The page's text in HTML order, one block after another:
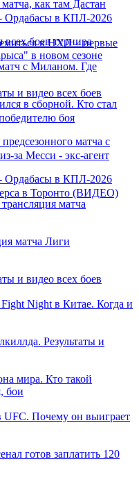
Ордабасы в КПЛ-2026
в НХЛ – первые
в новом сезоне
и видео всех боев
боя
за Месси - экс-агент
в Торонто (ВИДЕО)
как там Дастан
всех боев турнира
с Миланом. Где
в сборной. Кто стал
матча с
Ордабасы в КПЛ-2026
матча
матча Лиги
и видео всех боев
Night в Китае. Когда и
Результаты и
мира. Кто такой
бои
UFC. Почему он выиграет
готов заплатить 120